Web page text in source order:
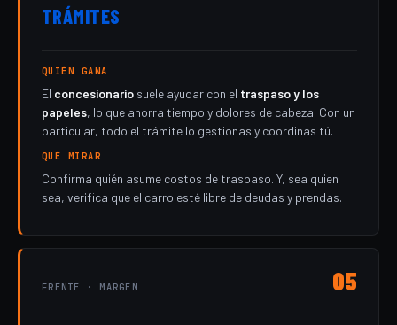
TRÁMITES
QUIÉN GANA
El concesionario suele ayudar con el traspaso y los
papeles, lo que ahorra tiempo y dolores de cabeza. Con un
particular, todo el trámite lo gestionas y coordinas tú.
QUÉ MIRAR
Confirma quién asume costos de traspaso. Y, sea quien
sea, verifica que el carro esté libre de deudas y prendas.
FRENTE · MARGEN 05